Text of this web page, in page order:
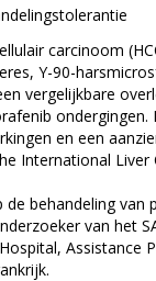
carcinoom
Y-90-
vergelijkbare
ondergingen.
en een
International
behandeling
van het
Assistance